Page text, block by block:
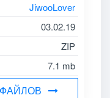
JiwooLover
03.02.19
ZIP
7.1 mb